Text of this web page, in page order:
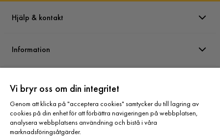
Hjälp & kontakt
Information
Sortiment
Vi bryr oss om din integritet
Genom att klicka på "acceptera cookies" samtycker du till lagring av
cookies på din enhet för att förbättra navigeringen på webbplatsen,
analysera webbplatsens användning och bistå i våra
marknadsföringsåtgärder.